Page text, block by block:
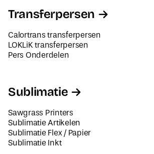
Transferpersen
Calortrans transferpersen
LOKLiK transferpersen
Pers Onderdelen
Sublimatie
Sawgrass Printers
Sublimatie Artikelen
Sublimatie Flex / Papier
Sublimatie Inkt